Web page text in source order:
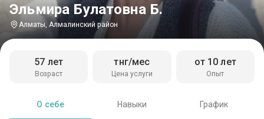
Эльмира Булатовна Б.
Алматы, Алмалинский район
Возраст
57 лет
Цена услуги
тнг/мес
Опыт
от 10 лет
О себе Навыки График